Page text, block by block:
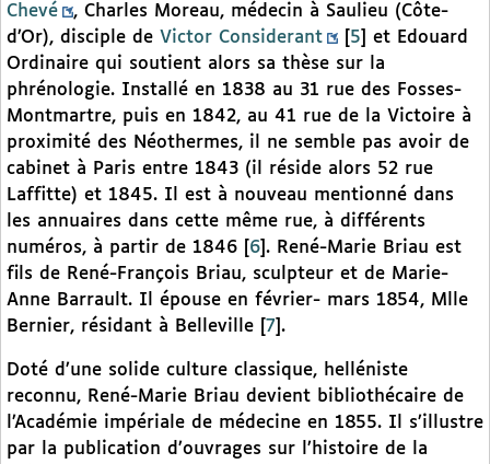
Chevé
, Charles Moreau, médecin à Saulieu (Côte-
d’Or), disciple de Victor Considerant 5
et Edouard
Ordinaire qui soutient alors sa thèse sur la
phrénologie. Installé en 1838 au 31 rue des Fosses-
Montmartre, puis en 1842, au 41 rue de la Victoire à
proximité des Néothermes, il ne semble pas avoir de
cabinet à Paris entre 1843 (il réside alors 52 rue
Laffitte) et 1845. Il est à nouveau mentionné dans
les annuaires dans cette même rue, à différents
numéros, à partir de 1846
6 . René-Marie Briau est
fils de René-François Briau, sculpteur et de Marie-
Anne Barrault. Il épouse en février- mars 1854, Mlle
Bernier, résidant à Belleville
7 .
Doté d’une solide culture classique, helléniste
reconnu, René-Marie Briau devient bibliothécaire de
l’Académie impériale de médecine en 1855. Il s’illustre
par la publication d’ouvrages sur l’histoire de la